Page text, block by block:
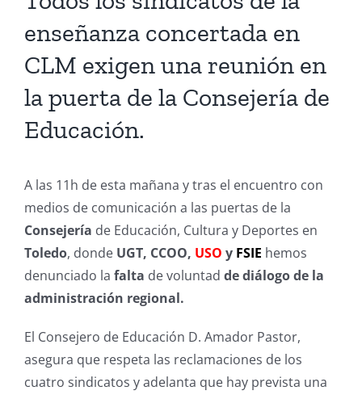
enseñanza concertada en
CLM exigen una reunión en
la puerta de la Consejería de
Educación.
A las 11h de esta mañana y tras el encuentro con
medios de comunicación a las puertas de la
Consejería de Educación, Cultura y Deportes en
Toledo, donde UGT, CCOO, USO y FSIE hemos
denunciado la falta de voluntad de diálogo de la
administración regional.
El Consejero de Educación D. Amador Pastor,
asegura que respeta las reclamaciones de los
cuatro sindicatos y adelanta que hay prevista una